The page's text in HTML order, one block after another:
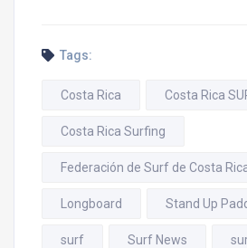
Tags:
Costa Rica Costa Rica
Costa Rica Surfing
Federación de Surf de Costa
Longboard Stand Up
surf Surf News